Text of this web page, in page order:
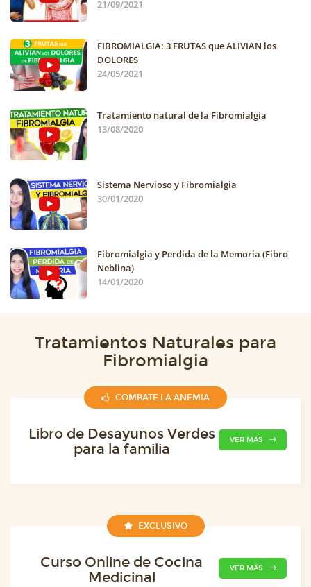
21/09/2021
FIBROMIALGIA: 3 FRUTAS que ALIVIAN los
DOLORES
24/05/2021
Tratamiento natural de la Fibromialgia
13/08/2020
Sistema Nervioso y Fibromialgia
30/01/2020
Fibromialgia y Perdida de la Memoria (Fibro
Neblina)
14/01/2020
Tratamientos Naturales para
Fibromialgia
COMBATE LA ANEMIA
Libro de Desayunos Verdes
para la familia
VER MÁS
EXCLUSIVO
Curso Online de Cocina
Medicinal
VER MÁS